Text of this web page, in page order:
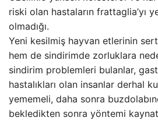
riski olan hastaların frattaglia’yı
olmadığı.
Yeni kesilmiş hayvan etlerinin
hem de sindirimde zorluklara
sindirim problemleri bulanlar,
hastalıkları olan insanlar derhal
yememeli, daha sonra
bekledikten sonra yöntemi